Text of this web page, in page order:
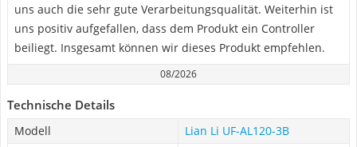
uns auch die sehr gute Verarbeitungsqualität. Weiterhin ist
uns positiv aufgefallen, dass dem Produkt ein Controller
beiliegt. Insgesamt können wir dieses Produkt empfehlen.
08/2026
Technische Details
Modell
Lian Li ‎UF-AL120-3B